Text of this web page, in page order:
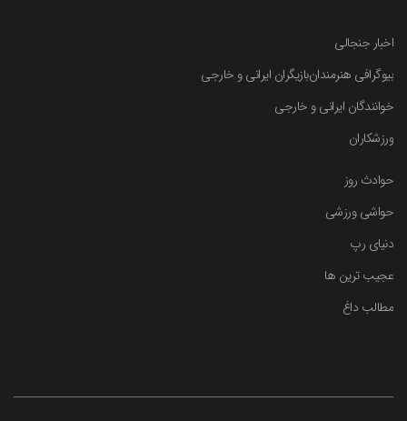
اخبار جنجالی
بیوگرافی هنرمندانبازیگران ایرانی و خارجی
خوانندگان ایرانی و خارجی
ورزشکاران
حوادث روز
حواشی ورزشی
دنیای رپ
عجیب ترین ها
مطالب داغ